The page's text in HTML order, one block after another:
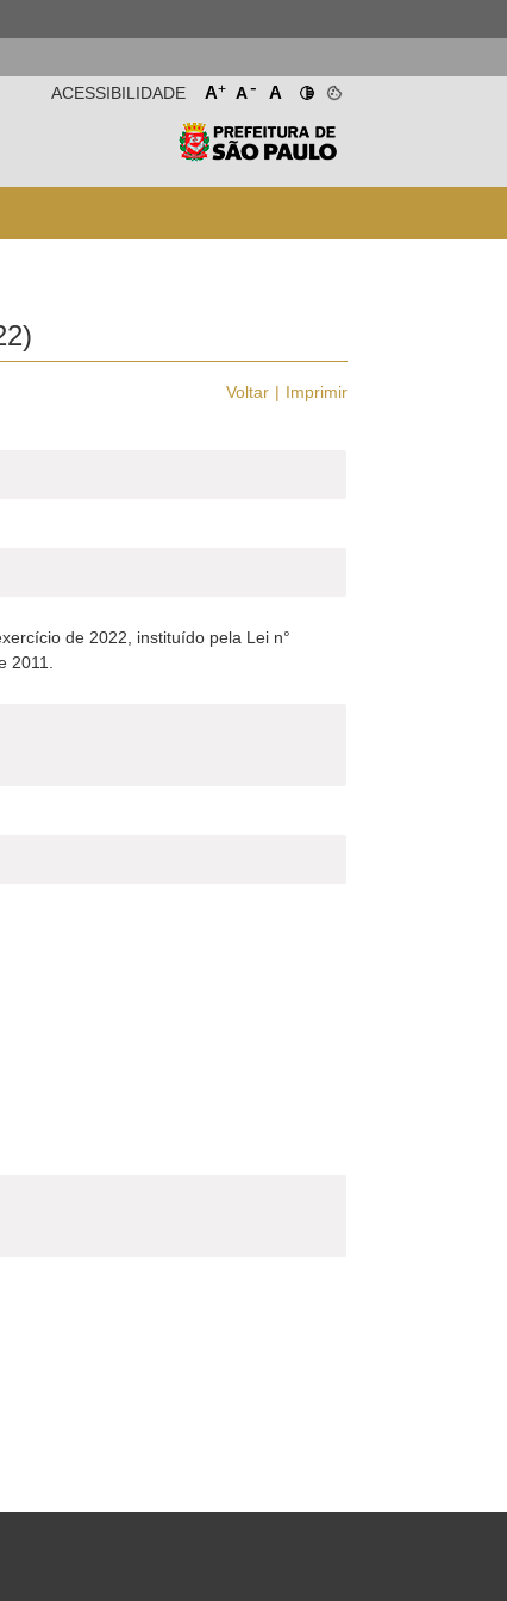
A+ A- A
ACESSIBILIDADE
Voltar Imprimir
de 2022, instituído pela Lei n°